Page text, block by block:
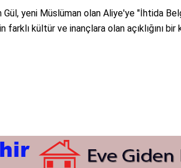
yeni Müslüman olan Aliye'ye "İhtida
farklı kültür ve inançlara olan açıklığını